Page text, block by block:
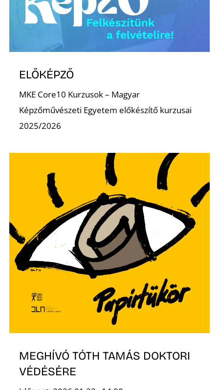
ELŐKÉPZŐ
MKE Core10 Kurzusok – Magyar
Képzőművészeti Egyetem előkészítő kurzusai
2025/2026
MEGHÍVÓ TÓTH TAMÁS DOKTORI
VÉDÉSÉRE